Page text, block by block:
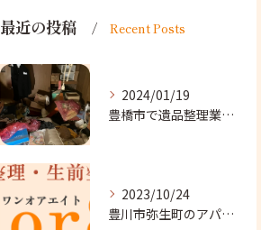
最近の投稿 Recent Posts
2024/01/19
豊橋市で遺品整理業者をお探しなら｜心を込めたサービスを
2023/10/24
豊川市弥生町のアパート改装に向かいました。